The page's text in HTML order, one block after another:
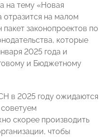
на тему «Новая
отразится на малом
законопроектов по
которые
2025 года и
и Бюджетному
в 2025 году ожидаются
скорее производить
чтобы